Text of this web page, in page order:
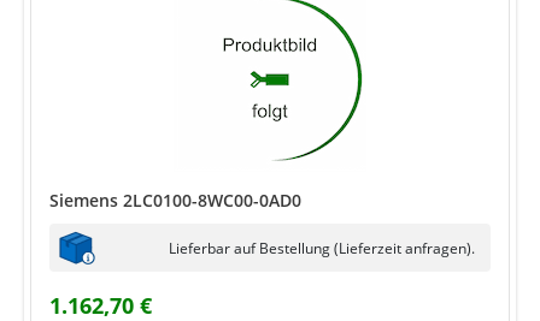
Siemens 2LC0100-8WC00-0AD0
Lieferbar auf Bestellung (Lieferzeit anfragen).
1.162,70 €